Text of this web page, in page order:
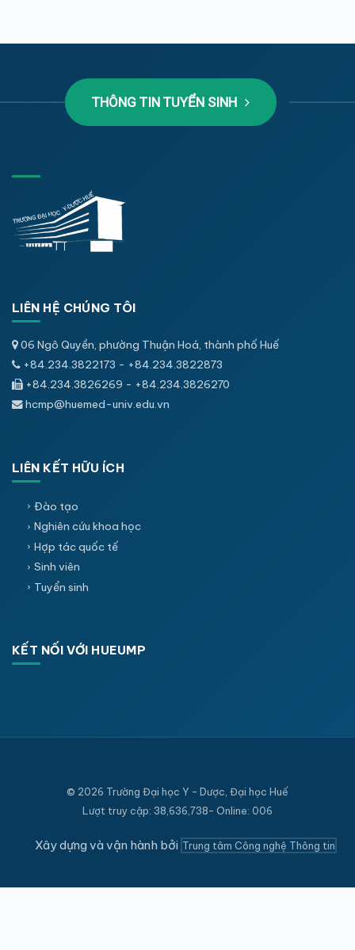
THÔNG TIN TUYỂN SINH
LIÊN HỆ CHÚNG TÔI
06 Ngô Quyền, phường Thuận Hoá, thành phố Huế
+84.234.3822173 - +84.234.3822873
+84.234.3826269 - +84.234.3826270
hcmp@huemed-univ.edu.vn
LIÊN KẾT HỮU ÍCH
Đào tạo
Nghiên cứu khoa học
Hợp tác quốc tế
Sinh viên
Tuyển sinh
KẾT NỐI VỚI HUEUMP
© 2026 Trường Đại học Y - Dược, Đại học Huế
Lượt truy cập: 38,636,738- Online: 006
Xây dựng và vận hành bởi Trung tâm Công nghệ Thông tin